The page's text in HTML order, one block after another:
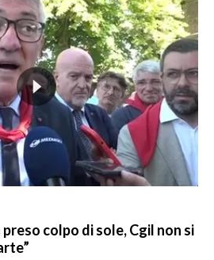
preso colpo di sole, Cgil non si